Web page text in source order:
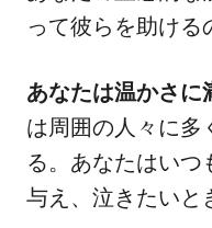
って彼らを助ける
あなたは温かさに
は周囲の人々に多
る。あなたはいつ
与え、泣きたいと